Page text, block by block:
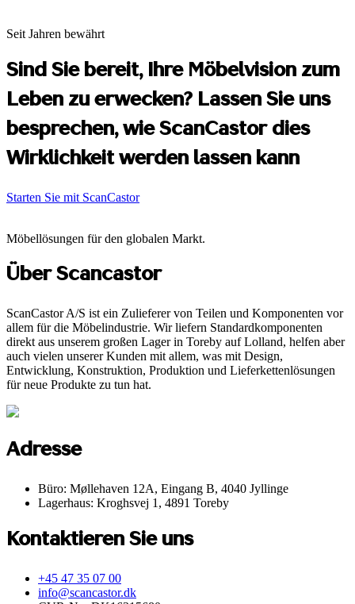
Seit Jahren bewährt
Sind Sie bereit, Ihre Möbelvision zum
Leben zu erwecken? Lassen Sie uns
besprechen, wie ScanCastor dies
Wirklichkeit werden lassen kann
Starten Sie mit ScanCastor
Möbellösungen für den globalen Markt.
Über Scancastor
ScanCastor A/S ist ein Zulieferer von Teilen und Komponenten vor
allem für die Möbelindustrie. Wir liefern Standardkomponenten
direkt aus unserem großen Lager in Toreby auf Lolland, helfen aber
auch vielen unserer Kunden mit allem, was mit Design,
Entwicklung, Konstruktion, Produktion und Lieferkettenlösungen
für neue Produkte zu tun hat.
Adresse
Büro: Møllehaven 12A, Eingang B, 4040 Jyllinge
Lagerhaus: Kroghsvej 1, 4891 Toreby
Kontaktieren Sie uns
+45 47 35 07 00
info@scancastor.dk